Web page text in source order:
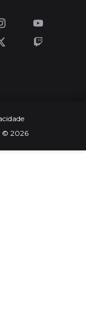
© 2026